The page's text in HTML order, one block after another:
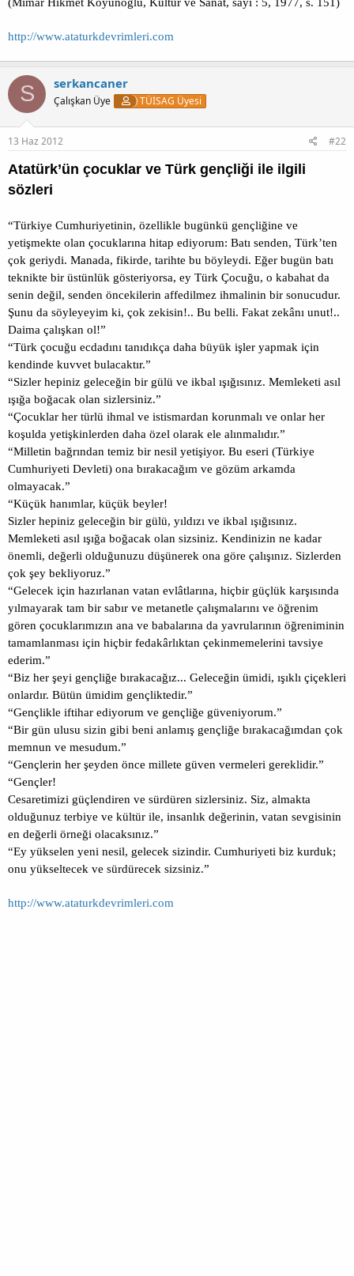
http://www.ataturkdevrimleri.com
S serkancaner
Çalışkan Üye TÜİSAG Üyesi
13 Haz 2012 #22
Atatürk’ün çocuklar ve Türk gençliği ile ilgili
sözleri
“Türkiye Cumhuriyetinin, özellikle bugünkü gençliğine ve
yetişmekte olan çocuklarına hitap ediyorum: Batı senden, Türk’ten
çok geriydi. Manada, fikirde, tarihte bu böyleydi. Eğer bugün batı
teknikte bir üstünlük gösteriyorsa, ey Türk Çocuğu, o kabahat da
senin değil, senden öncekilerin affedilmez ihmalinin bir sonucudur.
Şunu da söyleyeyim ki, çok zekisin!.. Bu belli. Fakat zekânı unut!..
Daima çalışkan ol!”
“Türk çocuğu ecdadını tanıdıkça daha büyük işler yapmak için
kendinde kuvvet bulacaktır.”
“Sizler hepiniz geleceğin bir gülü ve ikbal ışığısınız. Memleketi asıl
ışığa boğacak olan sizlersiniz.”
“Çocuklar her türlü ihmal ve istismardan korunmalı ve onlar her
koşulda yetişkinlerden daha özel olarak ele alınmalıdır.”
“Milletin bağrından temiz bir nesil yetişiyor. Bu eseri (Türkiye
Cumhuriyeti Devleti) ona bırakacağım ve gözüm arkamda
olmayacak.”
“Küçük hanımlar, küçük beyler!
Sizler hepiniz geleceğin bir gülü, yıldızı ve ikbal ışığısınız.
Memleketi asıl ışığa boğacak olan sizsiniz. Kendinizin ne kadar
önemli, değerli olduğunuzu düşünerek ona göre çalışınız. Sizlerden
çok şey bekliyoruz.”
“Gelecek için hazırlanan vatan evlâtlarına, hiçbir güçlük karşısında
yılmayarak tam bir sabır ve metanetle çalışmalarını ve öğrenim
gören çocuklarımızın ana ve babalarına da yavrularının öğreniminin
tamamlanması için hiçbir fedakârlıktan çekinmemelerini tavsiye
ederim.”
“Biz her şeyi gençliğe bırakacağız... Geleceğin ümidi, ışıklı çiçekleri
onlardır. Bütün ümidim gençliktedir.”
“Gençlikle iftihar ediyorum ve gençliğe güveniyorum.”
“Bir gün ulusu sizin gibi beni anlamış gençliğe bırakacağımdan çok
memnun ve mesudum.”
“Gençlerin her şeyden önce millete güven vermeleri gereklidir.”
“Gençler!
Cesaretimizi güçlendiren ve sürdüren sizlersiniz. Siz, almakta
olduğunuz terbiye ve kültür ile, insanlık değerinin, vatan sevgisinin
en değerli örneği olacaksınız.”
“Ey yükselen yeni nesil, gelecek sizindir. Cumhuriyeti biz kurduk;
onu yükseltecek ve sürdürecek sizsiniz.”
http://www.ataturkdevrimleri.com